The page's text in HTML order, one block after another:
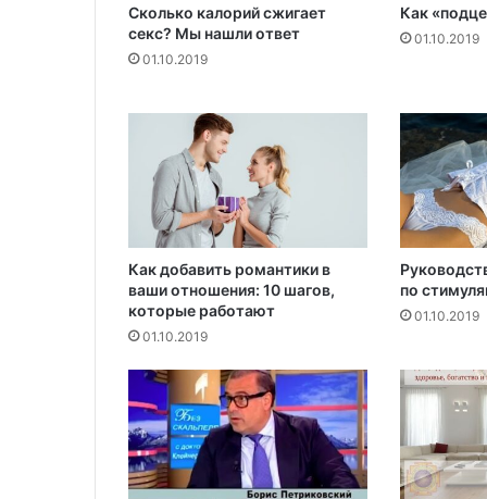
р
ь
с
у
п
н
е
л
я
т
я
ж
Сколько калорий сжигает
секс? Мы нашли ответ
01.10.2019
Как
01.10.2019
Как добавить романтики в
ваши отношения: 10 шагов,
которые работают
01.10.2019
по
01.10.2019